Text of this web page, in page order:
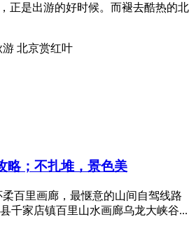
正是出游的好时候。而褪去酷热的北
北京赏红叶
略；不扎堆，景色美
百里画廊，最惬意的山间自驾线路
千家店镇百里山水画廊乌龙大峡谷...